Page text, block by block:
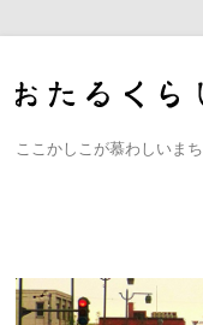
ここかしこが慕わしいまち